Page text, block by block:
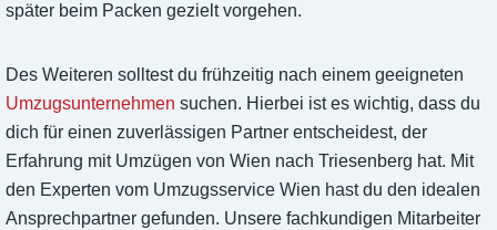
später beim Packen gezielt vorgehen.
Des Weiteren solltest du frühzeitig nach einem geeigneten
Umzugsunternehmen suchen. Hierbei ist es wichtig, dass du
dich für einen zuverlässigen Partner entscheidest, der
Erfahrung mit Umzügen von Wien nach Triesenberg hat. Mit
den Experten vom Umzugsservice Wien hast du den idealen
Ansprechpartner gefunden. Unsere fachkundigen Mitarbeiter